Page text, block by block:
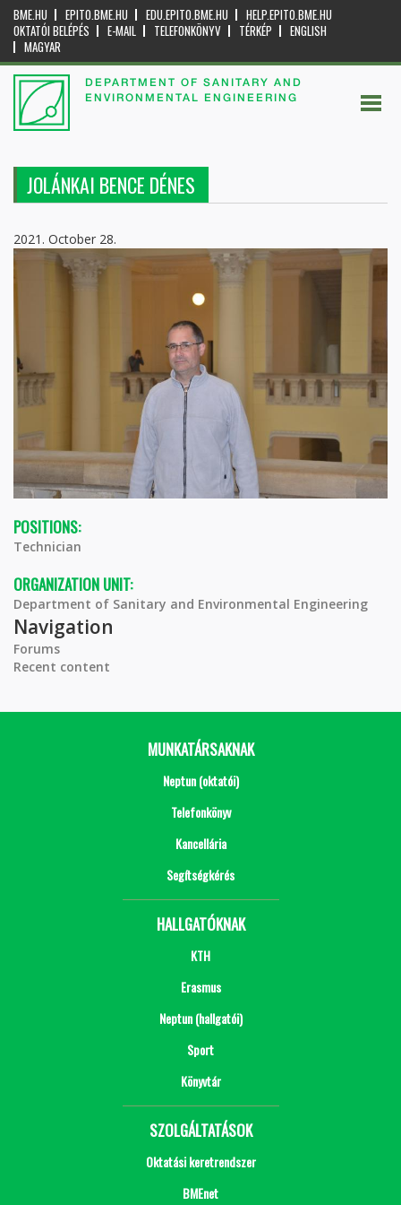
BME.HU EPITO.BME.HU EDU.EPITO.BME.HU
HELP.EPITO.BME.HU
OKTATÓI BELÉPÉS
E-MAIL TELEFONKÖNYV TÉRKÉP
ENGLISH
MAGYAR
DEPARTMENT OF SANITARY AND
ENVIRONMENTAL ENGINEERING
JOLÁNKAI BENCE DÉNES
2021. October 28.
POSITIONS:
Technician
ORGANIZATION UNIT:
Department of Sanitary and Environmental Engineering
Navigation
Forums
Recent content
MUNKATÁRSAKNAK
Neptun (oktatói)
Telefonkönyv
Kancellária
Segítségkérés
HALLGATÓKNAK
KTH
Erasmus
Neptun (hallgatói)
Sport
Könyvtár
SZOLGÁLTATÁSOK
Oktatási keretrendszer
BMEnet